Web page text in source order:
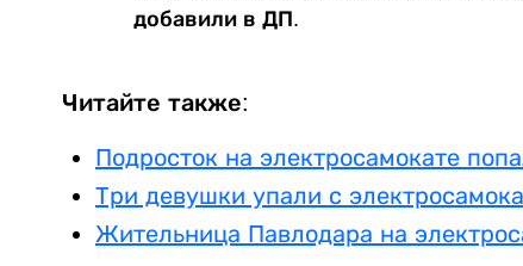
добавили в ДП.
Читайте также:
Подросток на электросамокате
Три девушки упали с
Жительница Павлодара на